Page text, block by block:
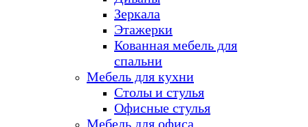
Зеркала
Этажерки
Кованная мебель для
спальни
Мебель для кухни
Столы и стулья
Офисные стулья
Мебель для офиса